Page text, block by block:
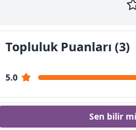
Topluluk Puanları (3)
5.0
Sen bilir